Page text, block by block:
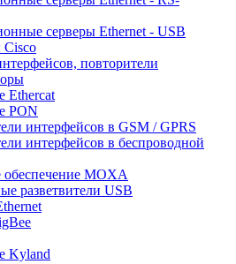
серверы Ethernet - USB
повторители
Ethercat
PON
интерфейсов в GSM / GPRS
интерфейсов в беспроводной
MOXA
разветвители USB
Kyland